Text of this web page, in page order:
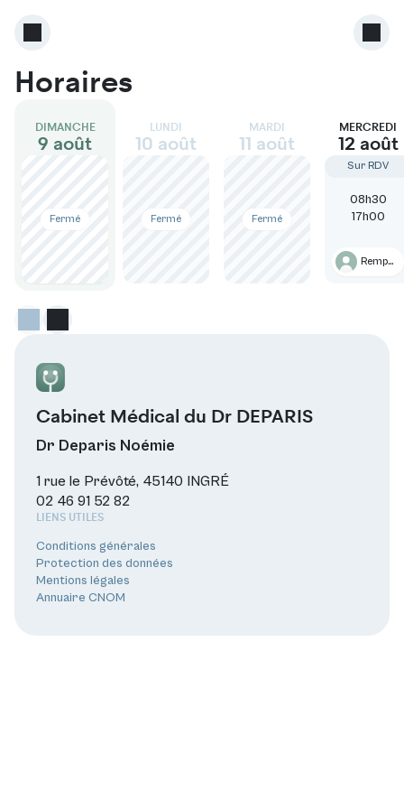
Horaires
DIMANCHE
9 août
Fermé
LUNDI
10 août
Fermé
MARDI
11 août
Fermé
MERCREDI
12 août
Sur RDV
08h30
17h00
Remplaçante
Cabinet Médical du Dr DEPARIS
Dr Deparis Noémie
1 rue le Prévôté, 45140 INGRÉ
02 46 91 52 82
LIENS UTILES
Conditions générales
Protection des données
Mentions légales
Annuaire CNOM